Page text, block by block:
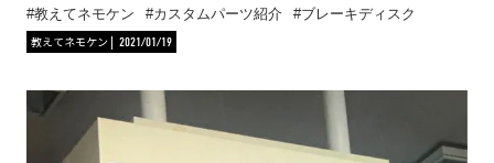
教えてネモケン カスタムパーツ紹介
ブレーキディスク
教えてネモケン
2021/01/19